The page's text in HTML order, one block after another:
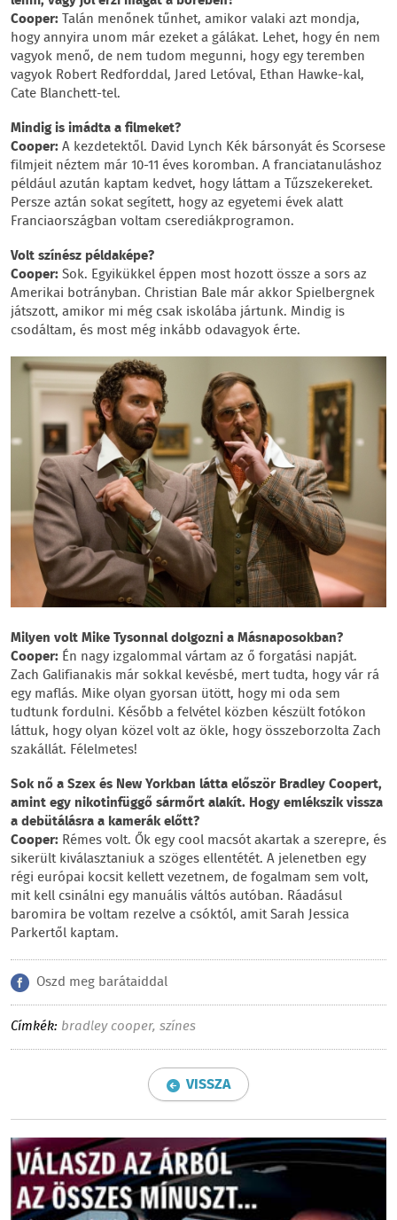
Cooper: Talán menőnek tűnhet, amikor valaki azt mondja,
hogy annyira unom már ezeket a gálákat. Lehet, hogy én nem
vagyok menő, de nem tudom megunni, hogy egy teremben
vagyok Robert Redforddal, Jared Letóval, Ethan Hawke-kal,
Cate Blanchett-tel.
Mindig is imádta a filmeket?
Cooper: A kezdetektől. David Lynch Kék bársonyát és Scorsese
filmjeit néztem már 10-11 éves koromban. A franciatanuláshoz
például azután kaptam kedvet, hogy láttam a Tűzszekereket.
Persze aztán sokat segített, hogy az egyetemi évek alatt
Franciaországban voltam cserediákprogramon.
Volt színész példaképe?
Cooper: Sok. Egyikükkel éppen most hozott össze a sors az
Amerikai botrányban. Christian Bale már akkor Spielbergnek
játszott, amikor mi még csak iskolába jártunk. Mindig is
csodáltam, és most még inkább odavagyok érte.
Milyen volt Mike Tysonnal dolgozni a Másnaposokban?
Cooper: Én nagy izgalommal vártam az ő forgatási napját.
Zach Galifianakis már sokkal kevésbé, mert tudta, hogy vár rá
egy maflás. Mike olyan gyorsan ütött, hogy mi oda sem
tudtunk fordulni. Később a felvétel közben készült fotókon
láttuk, hogy olyan közel volt az ökle, hogy összeborzolta Zach
szakállát. Félelmetes!
Sok nő a Szex és New Yorkban látta először Bradley Coopert,
amint egy nikotinfüggő sármőrt alakít. Hogy emlékszik vissza
a debütálásra a kamerák előtt?
Cooper: Rémes volt. Ők egy cool macsót akartak a szerepre, és
sikerült kiválasztaniuk a szöges ellentétét. A jelenetben egy
régi európai kocsit kellett vezetnem, de fogalmam sem volt,
mit kell csinálni egy manuális váltós autóban. Ráadásul
baromira be voltam rezelve a csóktól, amit Sarah Jessica
Parkertől kaptam.
Oszd meg barátaiddal
Címkék: bradley cooper, színes
VISSZA